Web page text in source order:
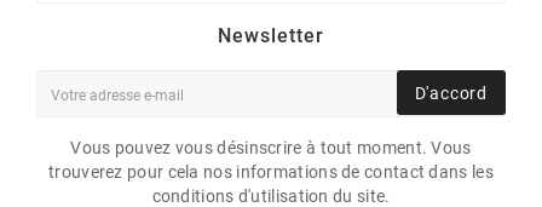
Newsletter
D'accord
Vous pouvez vous désinscrire à tout moment. Vous
trouverez pour cela nos informations de contact dans les
conditions d'utilisation du site.